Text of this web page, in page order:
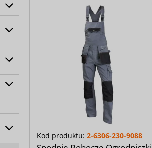
Kod produktu: 2-6306-230-9088